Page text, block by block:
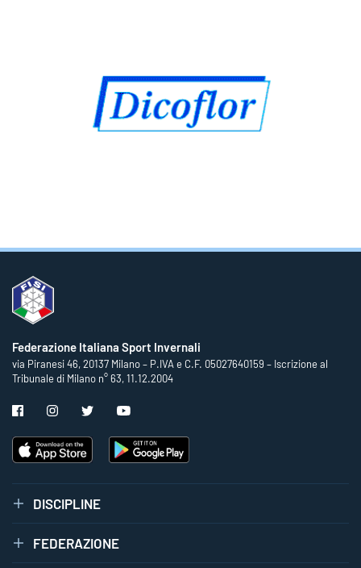
Federazione Italiana Sport Invernali
via Piranesi 46, 20137 Milano – P.IVA e C.F. 05027640159 – Iscrizione al
Tribunale di Milano n° 63, 11.12.2004
DISCIPLINE
FEDERAZIONE